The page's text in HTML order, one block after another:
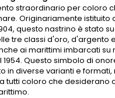
straordinario per coloro
Originariamente istituito
questo nastrino è stato
tre classi d'oro, d'argento
ai marittimi imbarcati su
1954. Questo simbolo di
in diverse varianti e
tutti coloro che desiderano